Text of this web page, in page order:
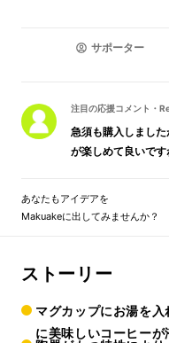
サポーター
注目の応援コメント ・
急須も購入しまし
が楽しめて良いで
あなたもアイデアを
Makuakeに出してみませんか？
ストーリー
マグカップにお湯を
に美味しいコーヒー